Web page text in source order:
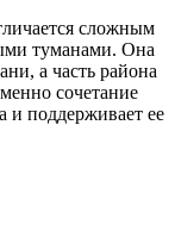
сложным
туманами. Она
а часть района
сочетание
и поддерживает ее